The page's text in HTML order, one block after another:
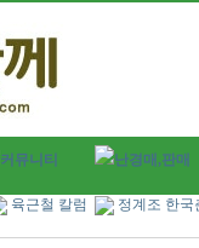
커뮤니티
난경매,판매
육근철 칼럼
정계조 한국